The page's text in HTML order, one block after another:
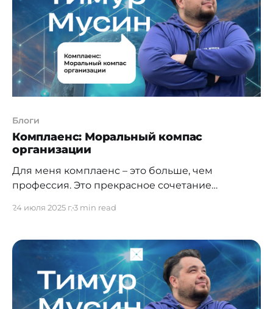
этом направлении, в том числе в рамках
юрисдикции Международного финансового
центра «Астана» (МФЦА). Однако,
Блоги
Комплаенс: Моральный компас
организации
Для меня комплаенс – это больше, чем
профессия. Это прекрасное сочетание
которой нужно идти. Если у бизнес-
можно больше денег, а для HR-подразделения
важен здоровый коллектив в организации, то
для комплаенс это возможность сделать все
правильно, корректно, справедливо.
Вспоминаются слова: «Не
24 июля 2025 г.3 min read